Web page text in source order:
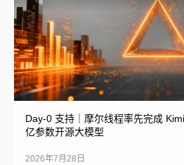
Day-0 支持｜摩尔线程率先完成
亿参数开源大模型
2026年7月28日